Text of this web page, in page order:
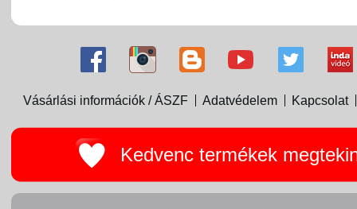
Vásárlási információk / ÁSZF Adatvédelem Kapcsolat
Kedvenc termékek